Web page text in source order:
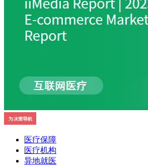
医疗保障
医疗机构
异地就医